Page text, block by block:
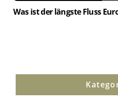
Was ist der längste Fluss